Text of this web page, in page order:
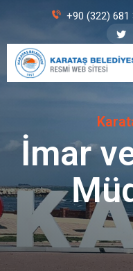
+90 (322) 681
İmar